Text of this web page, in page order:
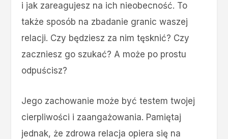
i jak zareagujesz na ich nieobecność. To
także sposób na zbadanie granic waszej
relacji. Czy będziesz za nim tęsknić? Czy
zaczniesz go szukać? A może po prostu
odpuścisz?
Jego zachowanie może być testem twojej
cierpliwości i zaangażowania. Pamiętaj
jednak, że zdrowa relacja opiera się na